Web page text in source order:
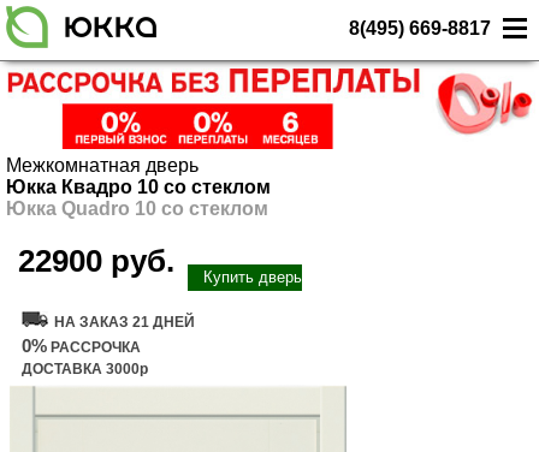
8(495) 669-8817
Межкомнатная дверь
Юкка Квадро 10 со стеклом
Юкка Quadro 10 со стеклом
22900 руб. Купить дверь
НА ЗАКАЗ 21 ДНЕЙ
0% РАССРОЧКА
ДОСТАВКА 3000р